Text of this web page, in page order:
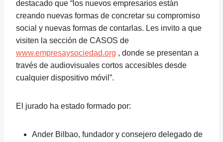
destacado que “los nuevos empresarios están
creando nuevas formas de concretar su compromiso
social y nuevas formas de contarlas. Les invito a que
visiten la sección de CASOS de
www.empresaysociedad.org , donde se presentan a
través de audiovisuales cortos accesibles desde
cualquier dispositivo móvil”.
El jurado ha estado formado por:
Ander Bilbao, fundador y consejero delegado de